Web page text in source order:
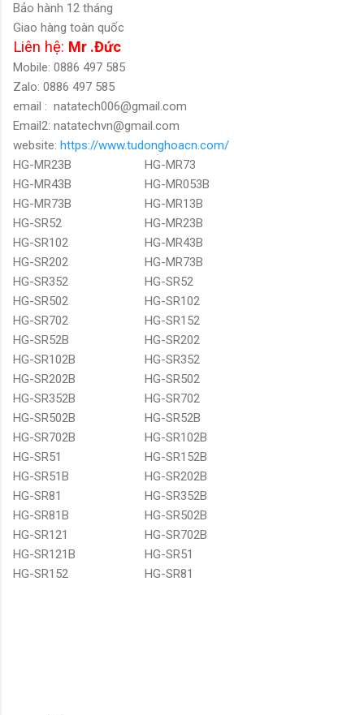
Bảo hành 12 tháng
Giao hàng toàn quốc
Liên hệ: Mr .Đức
Mobile: 0886 497 585
Zalo: 0886 497 585
email : natatech006@gmail.com
Email2: natatechvn@gmail.com
website: https://www.tudonghoacn.com/
HG-MR23B
HG-MR73
HG-MR43B
HG-MR053B
HG-MR73B
HG-MR13B
HG-SR52
HG-MR23B
HG-SR102
HG-MR43B
HG-SR202
HG-MR73B
HG-SR352
HG-SR52
HG-SR502
HG-SR102
HG-SR702
HG-SR152
HG-SR52B
HG-SR202
HG-SR102B
HG-SR352
HG-SR202B
HG-SR502
HG-SR352B
HG-SR702
HG-SR502B
HG-SR52B
HG-SR702B
HG-SR102B
HG-SR51
HG-SR152B
HG-SR51B
HG-SR202B
HG-SR81
HG-SR352B
HG-SR81B
HG-SR502B
HG-SR121
HG-SR702B
HG-SR121B
HG-SR51
HG-SR152
HG-SR81